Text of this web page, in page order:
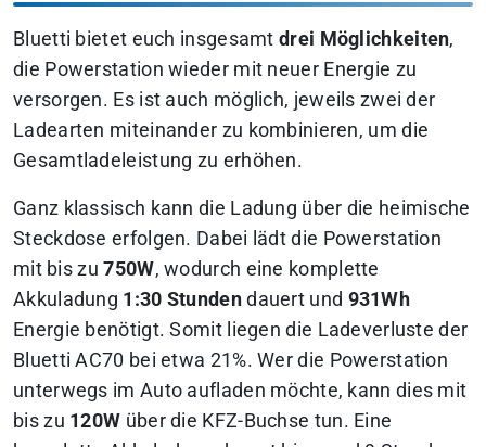
Bluetti bietet euch insgesamt drei Möglichkeiten,
die Powerstation wieder mit neuer Energie zu
versorgen. Es ist auch möglich, jeweils zwei der
Ladearten miteinander zu kombinieren, um die
Gesamtladeleistung zu erhöhen.
Ganz klassisch kann die Ladung über die heimische
Steckdose erfolgen. Dabei lädt die Powerstation
mit bis zu 750W, wodurch eine komplette
Akkuladung 1:30 Stundendauert und 931Wh
Energie benötigt. Somit liegen die Ladeverluste der
Bluetti AC70 bei etwa 21%. Wer die Powerstation
unterwegs im Auto aufladen möchte, kann dies mit
bis zu 120W über die KFZ-Buchse tun. Eine